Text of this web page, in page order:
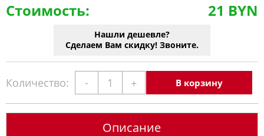
Стоимость: 21 BYN
Нашли дешевле?
Сделаем Вам скидку! Звоните.
Количество: - + В корзину
Описание